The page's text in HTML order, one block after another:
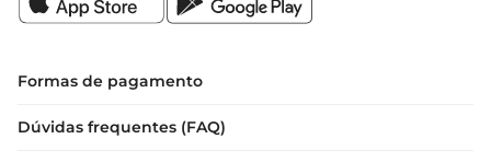
Formas de pagamento
Dúvidas frequentes (FAQ)